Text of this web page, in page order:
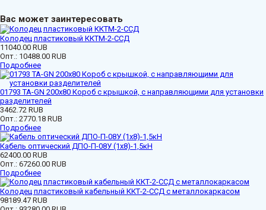
Вас может заинтересовать
Колодец пластиковый ККТМ-2-ССД
11040.00 RUB
Опт.: 10488.00 RUB
Подробнее
01793 ТА-GN 200x80 Короб с крышкой, с направляющими для установки
разделителей
3462.72 RUB
Опт.: 2770.18 RUB
Подробнее
Кабель оптический ДПО-П-08У (1х8)-1,5кН
62400.00 RUB
Опт.: 67260.00 RUB
Подробнее
Колодец пластиковый кабельный ККТ-2-ССД с металлокаркасом
98189.47 RUB